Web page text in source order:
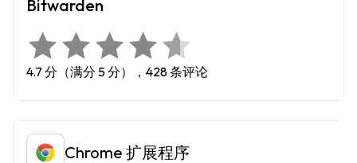
4.7 分（满分 5 分），428 条评论
Chrome 扩展程序